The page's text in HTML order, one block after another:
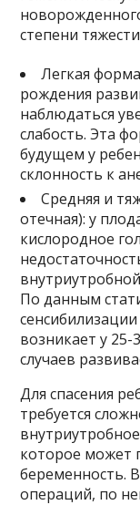
степени
Легкая
рождения
наблюдаться
слабость. Эта
будущем у
склонность к
Средняя и
отечная): у
кислородное
По данным
возникает у
случаев
Для спасения
требуется
которое может
беременность.
операций, по